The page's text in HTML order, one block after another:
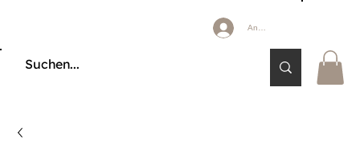
Anmelden